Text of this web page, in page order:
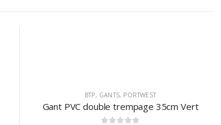
BTP, GANTS, PORTWEST
Gant PVC double trempage 35cm Vert